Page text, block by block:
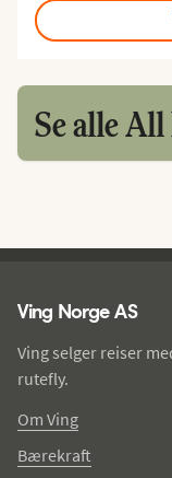
Se alle
Ving Norge AS
Ving selger reiser
rutefly.
Om Ving
Bærekraft